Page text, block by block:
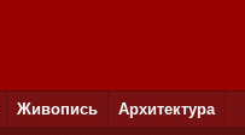
Живопись Архитектура